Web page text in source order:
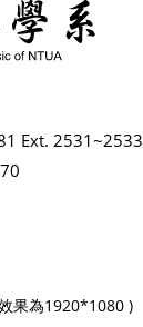
Ext. 2531~2533
果為1920*1080 )